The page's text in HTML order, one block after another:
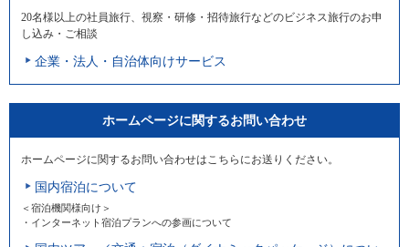
20名様以上の社員旅行、視察・研修・招待旅行などのビジネス旅行のお申
し込み・ご相談
企業・法人・自治体向けサービス
ホームページに関するお問い合わせ
ホームページに関するお問い合わせはこちらにお送りください。
国内宿泊について
＜宿泊機関様向け＞
・インターネット宿泊プランへの参画について